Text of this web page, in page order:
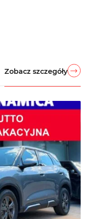
Zobacz szczegóły